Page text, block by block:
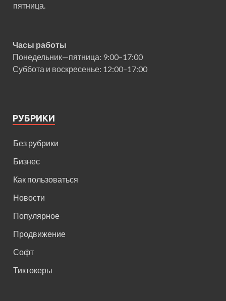
пятница.
Часы работы
Понедельник—пятница: 9:00–17:00
Суббота и воскресенье: 12:00–17:00
РУБРИКИ
Без рубрики
Бизнес
Как пользоваться
Новости
Популярное
Продвижение
Софт
Тиктокеры